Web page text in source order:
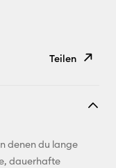
Teilen
E-Mail-
Adresse
denen du lange
dauerhafte